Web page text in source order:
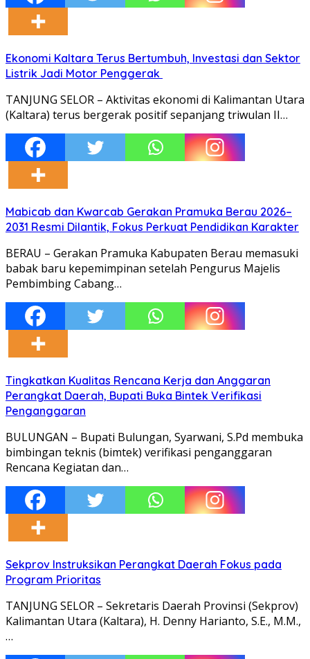
Ekonomi Kaltara Terus Bertumbuh, Investasi dan Sektor
Listrik Jadi Motor Penggerak
TANJUNG SELOR – Aktivitas ekonomi di Kalimantan Utara
(Kaltara) terus bergerak positif sepanjang triwulan II…
Mabicab dan Kwarcab Gerakan Pramuka Berau 2026–
2031 Resmi Dilantik, Fokus Perkuat Pendidikan Karakter
BERAU – Gerakan Pramuka Kabupaten Berau memasuki
babak baru kepemimpinan setelah Pengurus Majelis
Pembimbing Cabang…
Tingkatkan Kualitas Rencana Kerja dan Anggaran
Perangkat Daerah, Bupati Buka Bintek Verifikasi
Penganggaran
BULUNGAN – Bupati Bulungan, Syarwani, S.Pd membuka
bimbingan teknis (bimtek) verifikasi penganggaran
Rencana Kegiatan dan…
Sekprov Instruksikan Perangkat Daerah Fokus pada
Program Prioritas
TANJUNG SELOR – Sekretaris Daerah Provinsi (Sekprov)
Kalimantan Utara (Kaltara), H. Denny Harianto, S.E., M.M.,
…